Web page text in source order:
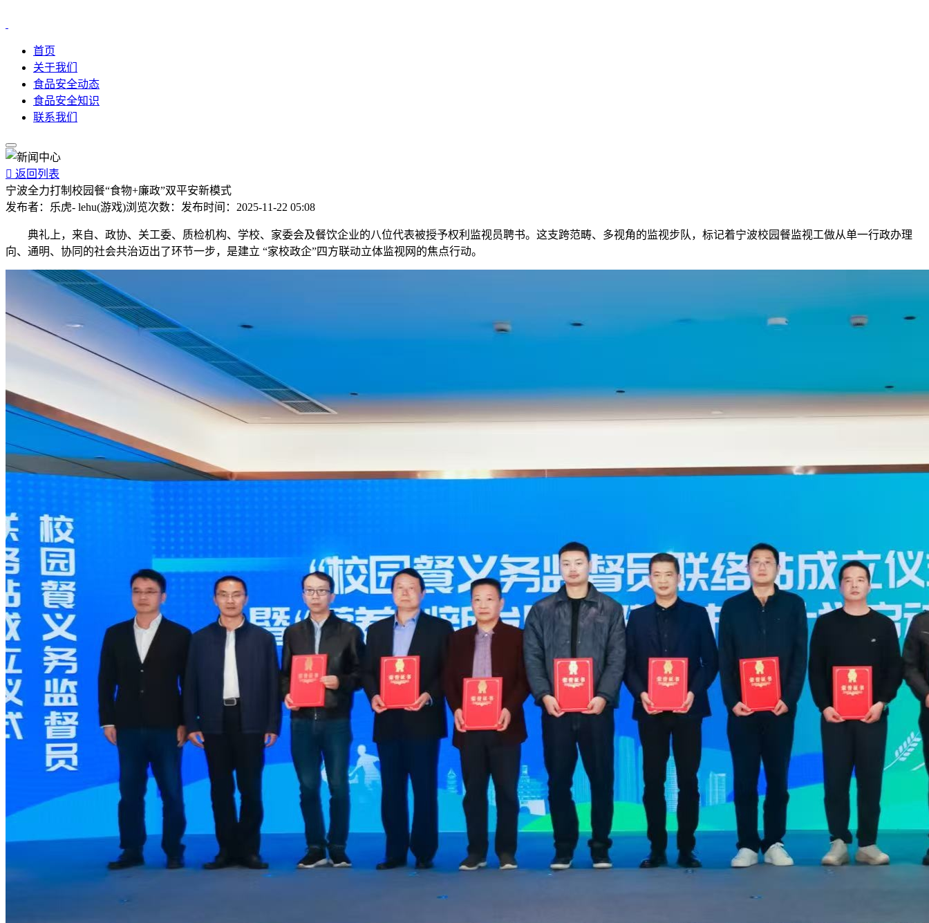
首页
关于我们
食品安全动态
食品安全知识
联系我们
 返回列表
宁波全力打制校园餐“食物+廉政”双平安新模式
发布者： 乐虎- lehu(游戏)浏览次数： 发布时间： 2025-11-22 05:08
典礼上，来自、政协、关工委、质检机构、学校、家委会及餐饮企业的八位代表被授予权利监视员聘书。这支跨范畴、多视角的监视步队，标记着宁波校园餐监视工做从单一行政办理
向、通明、协同的社会共治迈出了环节一步，是建立 “家校政企”四方联动立体监视网的焦点行动。